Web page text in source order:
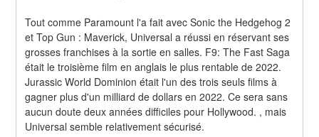
Tout comme Paramount l'a fait avec Sonic the Hedgehog 2
et Top Gun : Maverick, Universal a réussi en réservant ses
grosses franchises à la sortie en salles. F9: The Fast Saga
était le troisième film en anglais le plus rentable de 2022.
Jurassic World Dominion était l'un des trois seuls films à
gagner plus d'un milliard de dollars en 2022. Ce sera sans
aucun doute deux années difficiles pour Hollywood. , mais
Universal semble relativement sécurisé.